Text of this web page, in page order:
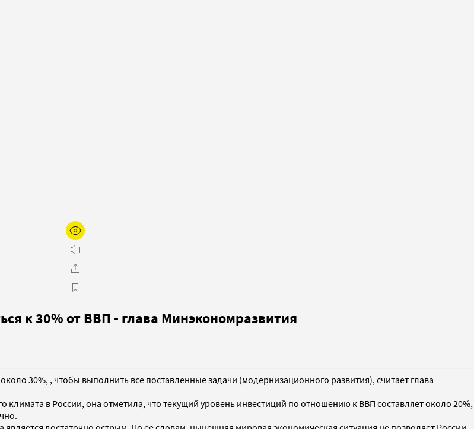
к 30% от ВВП - глава Минэкономразвития
30%, , чтобы выполнить все поставленные задачи (модернизационного развития), считает глава
в России, она отметила, что текущий уровень инвестиций по отношению к ВВП составляет около 20%,